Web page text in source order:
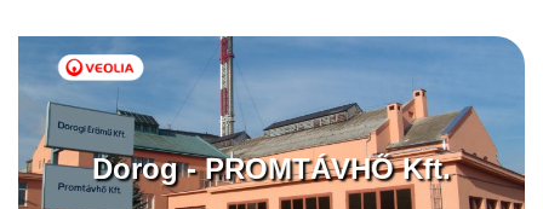
Dorog - PROMTÁVHŐ Kft.